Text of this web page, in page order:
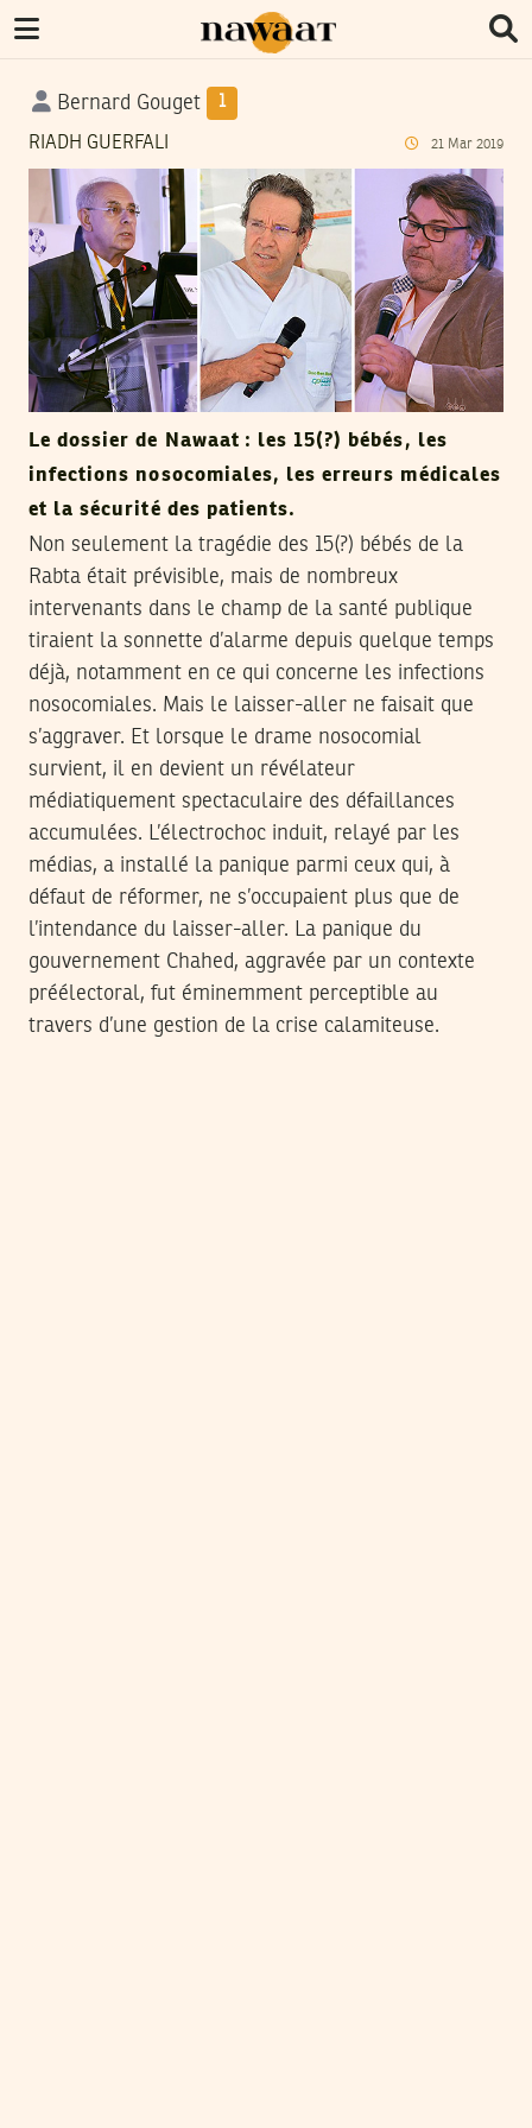
Bernard Gouget 1
RIADH GUERFALI 21 Mar 2019
Le dossier de Nawaat : les 15(?) bébés, les
infections nosocomiales, les erreurs médicales
et la sécurité des patients.
Non seulement la tragédie des 15(?) bébés de la
Rabta était prévisible, mais de nombreux
intervenants dans le champ de la santé publique
tiraient la sonnette d’alarme depuis quelque temps
déjà, notamment en ce qui concerne les infections
nosocomiales. Mais le laisser-aller ne faisait que
s’aggraver. Et lorsque le drame nosocomial
survient, il en devient un révélateur
médiatiquement spectaculaire des défaillances
accumulées. L’électrochoc induit, relayé par les
médias, a installé la panique parmi ceux qui, à
défaut de réformer, ne s’occupaient plus que de
l’intendance du laisser-aller. La panique du
gouvernement Chahed, aggravée par un contexte
préélectoral, fut éminemment perceptible au
travers d’une gestion de la crise calamiteuse.